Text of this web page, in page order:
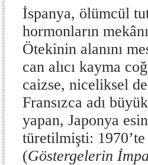
İspanya, ölümcül
hormonların
Ötekinin alanını
can alıcı kayma
caizse, niceliksel
Fransızca adı
yapan, Japonya
türetilmişti:
(Göstergelerin